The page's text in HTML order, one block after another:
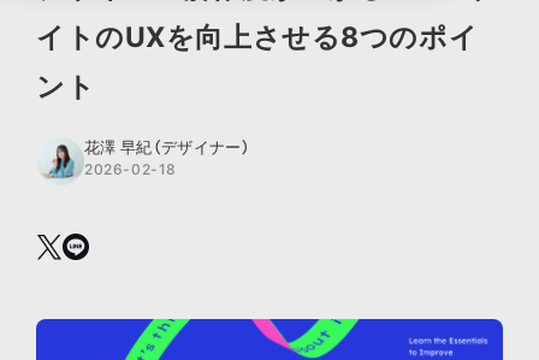
イトのUXを向上させる8つのポイ
ント
花澤 早紀（デザイナー）
2026-02-18